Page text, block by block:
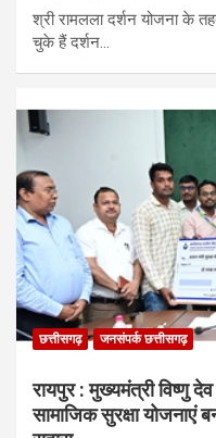
श्री रामलला दर्शन योजना के
चुके हैं दर्शन…
छत्तीसगढ़ जनसंपर्क छत्तीसगढ़
रायपुर : मुख्यमंत्री विष्णु
सामाजिक सुरक्षा योजनाएं